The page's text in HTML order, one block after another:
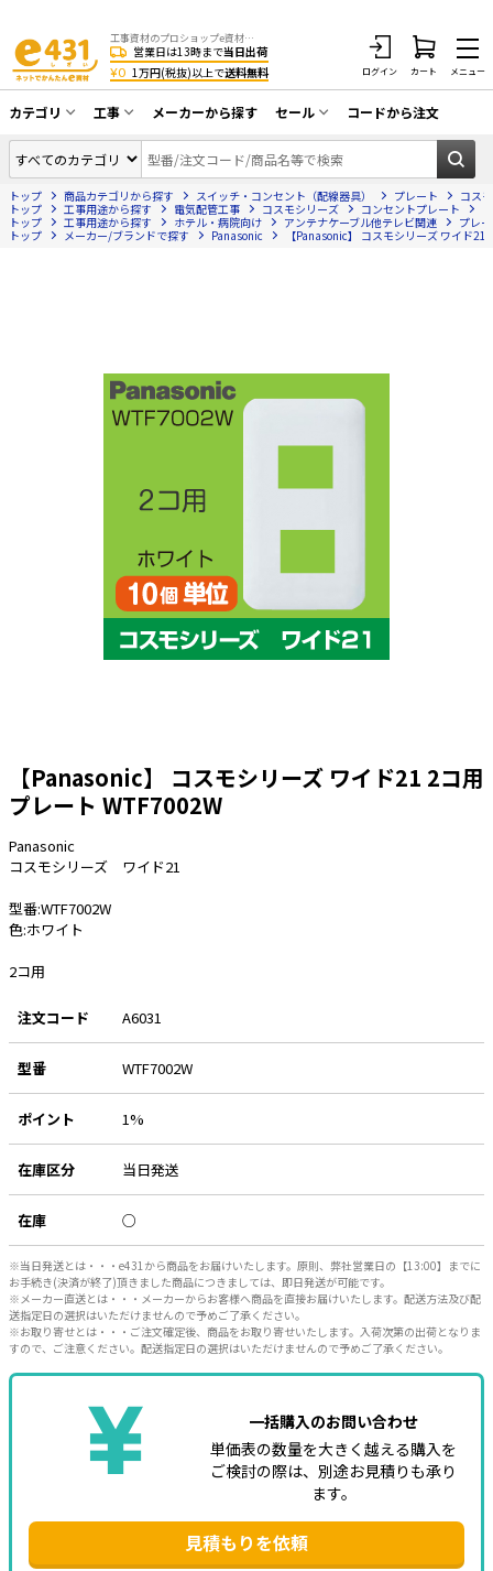
工事資材のプロショップe資材 CATV・アンテナ・防犯・光・LAN・電気・空調工事など
営業日は13時まで当日出荷
¥0 1万円(税抜)以上で送料無料 ログイン カート メニュー
カテゴリ
同軸ケーブル／テレビ用接栓／関連工具
アンテナ・取付金具・ブースター／CATV
部材類
配線補助具（モール・結束バンド・テー
光ファイバー・融着接続機関連
LANケーブル・コネクタ・関連資材/機器
ネットワーク機器
太陽光発電ケーブル・コネクタ・関連資
電源ケーブル／コネクタ／分電盤／ブレ
照明・照明器具
PF管/FEP管/CD管/情報線保護管
ボックス・ビニル電線管付属品・引き込
工具関連
EV充電設備工事関連
e431オリジナル
工事
CATV・アンテナ工事
光工事・FTTH工事
エアコン・換気扇工事
電気配管工事
照明設置工事
ホテル・病院向け
メーカーから探す セール
在庫一掃セール
コードから注文
トップ 商品カテゴリから探す スイッチ・コンセント（配線器具） プレート
コス
トップ
工事用途から探す 電気配管工事 コスモシリーズ コンセントプレート
トップ
工事用途から探す ホテル・病院向け アンテナケーブル他テレビ関連
プレ
トップ
メーカー/ブランドで探す Panasonic 【Panasonic】 コスモシリーズ ワイド
【Panasonic】 コスモシリーズ ワイド21 2コ用
プレート WTF7002W
Panasonic
コスモシリーズ ワイド21
型番:WTF7002W
色:ホワイト
2コ用
注文コード A6031
型番 WTF7002W
ポイント 1%
在庫区分 当日発送
在庫 ○
※当日発送とは・・・e431から商品をお届けいたします。原則、弊社営業日の【13:00】までに
お手続き(決済が終了)頂きました商品につきましては、即日発送が可能です。
※メーカー直送とは・・・メーカーからお客様へ商品を直接お届けいたします。配送方法及び配
送指定日の選択はいただけませんので予めご了承ください。
※お取り寄せとは・・・ご注文確定後、商品をお取り寄せいたします。入荷次第の出荷となりま
すので、ご注意ください。配送指定日の選択はいただけませんので予めご了承ください。
一括購入のお問い合わせ
単価表の数量を大きく越える購入を
ご検討の際は、別途お見積りも承り
ます。
見積もりを依頼